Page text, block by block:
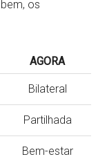
os
AGORA
Bilateral
Partilhada
Bem-estar